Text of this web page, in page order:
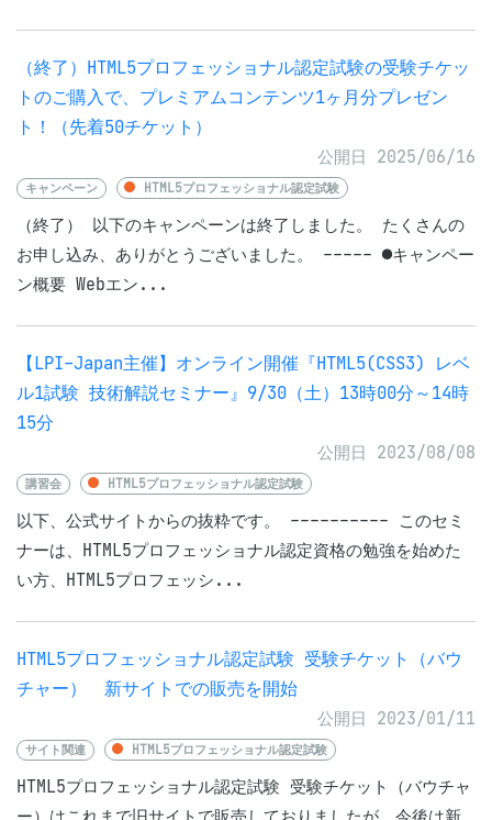
（終了）HTML5プロフェッショナル認定試験の受験チケッ
トのご購入で、プレミアムコンテンツ1ヶ月分プレゼン
ト！（先着50チケット）
公開日 2025/06/16
キャンペーン HTML5プロフェッショナル認定試験
（終了） 以下のキャンペーンは終了しました。 たくさんの
お申し込み、ありがとうございました。 ----- ●キャンペー
ン概要 Webエン...
【LPI-Japan主催】オンライン開催『HTML5(CSS3) レベ
ル1試験 技術解説セミナー』9/30（土）13時00分～14時
15分
公開日 2023/08/08
講習会 HTML5プロフェッショナル認定試験
以下、公式サイトからの抜粋です。 ---------- このセミ
ナーは、HTML5プロフェッショナル認定資格の勉強を始めた
い方、HTML5プロフェッシ...
HTML5プロフェッショナル認定試験 受験チケット（バウ
チャー） 新サイトでの販売を開始
公開日 2023/01/11
サイト関連 HTML5プロフェッショナル認定試験
HTML5プロフェッショナル認定試験 受験チケット（バウチャ